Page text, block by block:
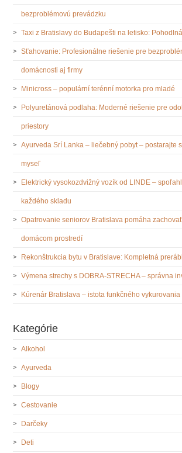
bezproblémovú prevádzku
Taxi z Bratislavy do Budapešti na letisko:
Sťahovanie: Profesionálne riešenie pre
domácnosti aj firmy
Minicross – populární terénní motorka pro mladé
Polyuretánová podlaha: Moderné riešenie pre
priestory
Ayurveda Srí Lanka – liečebný pobyt – postarajte
myseľ
Elektrický vysokozdvižný vozík od LINDE –
každého skladu
Opatrovanie seniorov Bratislava pomáha
domácom prostredí
Rekonštrukcia bytu v Bratislave: Kompletná
Výmena strechy s DOBRA-STRECHA – správna
Kúrenár Bratislava – istota funkčného vykurovania
Kategórie
Alkohol
Ayurveda
Blogy
Cestovanie
Darčeky
Deti